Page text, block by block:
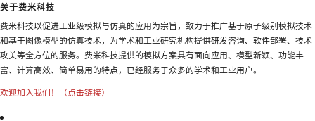
关于费米科技
费米科技以促进工业级模拟与仿真的应用为宗旨，致力于推广基于原子级别模拟技术
和基于图像模型的仿真技术，为学术和工业研究机构提供研发咨询、软件部署、技术
攻关等全方位的服务。费米科技提供的模拟方案具有面向应用、模型新颖、功能丰
富、计算高效、简单易用的特点，已经服务于众多的学术和工业用户。
欢迎加入我们！（点击链接）